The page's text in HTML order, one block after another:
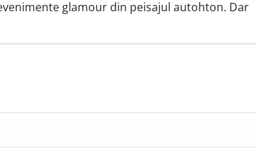
glamour din peisajul autohton. Dar